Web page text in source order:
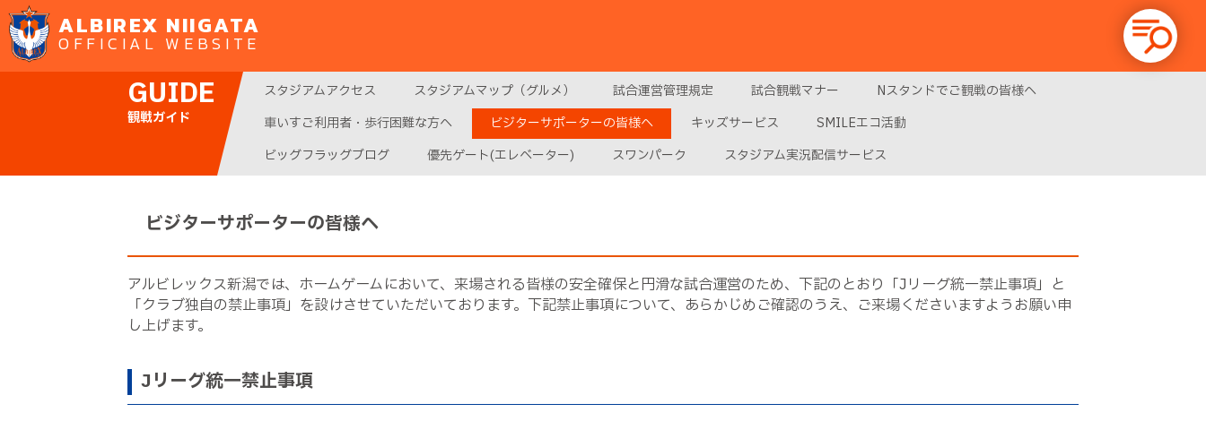
ALBIREX NIIGATA
OFFICIAL WEBSITE
GUIDE
観戦ガイド
スタジアムアクセス スタジアムマップ（グルメ） 試合運営管理規定 試合観戦マナー
Nスタンドでご観戦の皆様へ
車いすご利用者・歩行困難な方へ
ビジターサポーターの皆様へ キッズサービス
SMILEエコ活動
ビッグフラッグブログ
優先ゲート(エレベーター) スワンパーク スタジアム実況配信サービス
ビジターサポーターの皆様へ
アルビレックス新潟では、ホームゲームにおいて、来場される皆様の安全確保と円滑な試合運営のため、下記のとおり「Jリーグ統一禁止事項」と
「クラブ独自の禁止事項」を設けさせていただいております。下記禁止事項について、あらかじめご確認のうえ、ご来場くださいますようお願い申
し上げます。
Jリーグ統一禁止事項